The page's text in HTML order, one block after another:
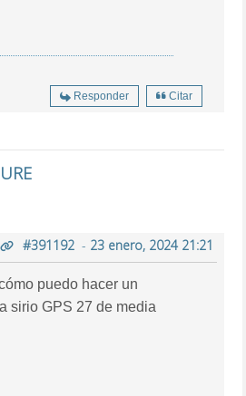
Responder Citar
#391192- 23 enero, 2024 21:21
puedo hacer un
sirio GPS 27 de media